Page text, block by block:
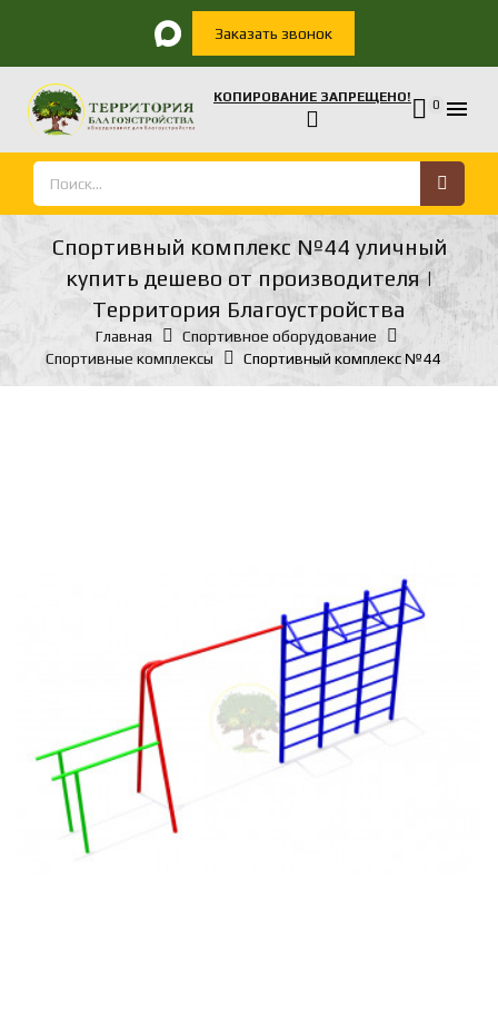
Заказать звонок
КОПИРОВАНИЕ ЗАПРЕЩЕНО! 0 
Спортивный комплекс №44 уличный
купить дешево от производителя |
Территория Благоустройства
Главная
Спортивное оборудование
Спортивные комплексы
Спортивный комплекс №44